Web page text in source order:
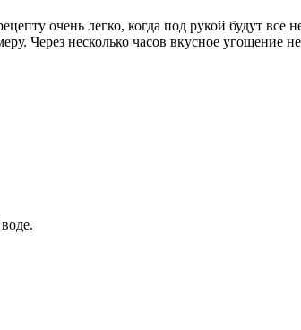
очень легко, когда под рукой будут все
Через несколько часов вкусное